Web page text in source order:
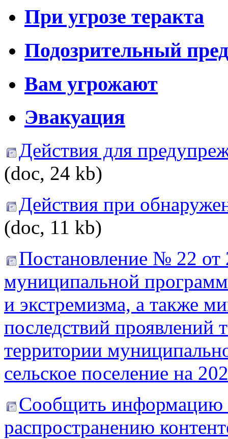
При угрозе теракта
Подозрительный
Вам угрожают
Эвакуация
Действия для
(doc, 24 kb)
Действия при
(doc, 11 kb)
Постановление № 22
муниципальной
и экстремизма, а также
последствий проявлений
территории
сельское поселение на
Сообщить информацию
распространению